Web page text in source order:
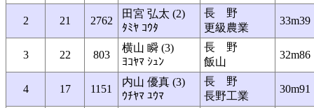
2 21 2762
田宮 弘太 (2)
ﾀﾐﾔ ｺｳﾀ
長 野
更級農業
33m39
3 22 803
横山 瞬 (3)
ﾖｺﾔﾏ ｼｭﾝ
長 野
飯山
32m86
4 17 1151
内山 優真 (3)
ｳﾁﾔﾏ ﾕｳﾏ
長 野
長野工業
30m91